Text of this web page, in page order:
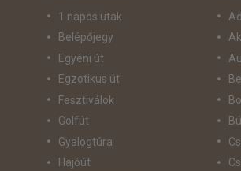
1 napos utak
Belépőjegy
Egyéni út
Egzotikus út
Fesztiválok
Golfút
Gyalogtúra
Hajóút